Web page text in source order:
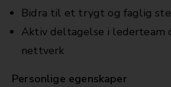
Bidra til et trygt og faglig
Aktiv deltagelse i lederteam
nettverk
Personlige egenskaper